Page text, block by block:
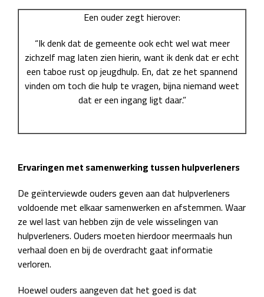
Een ouder zegt hierover:
“Ik denk dat de gemeente ook echt wel wat meer
zichzelf mag laten zien hierin, want ik denk dat er echt
een taboe rust op jeugdhulp. En, dat ze het spannend
vinden om toch die hulp te vragen, bijna niemand weet
dat er een ingang ligt daar.”
Ervaringen met samenwerking tussen hulpverleners
De geïnterviewde ouders geven aan dat hulpverleners
voldoende met elkaar samenwerken en afstemmen. Waar
ze wel last van hebben zijn de vele wisselingen van
hulpverleners. Ouders moeten hierdoor meermaals hun
verhaal doen en bij de overdracht gaat informatie
verloren.
Hoewel ouders aangeven dat het goed is dat